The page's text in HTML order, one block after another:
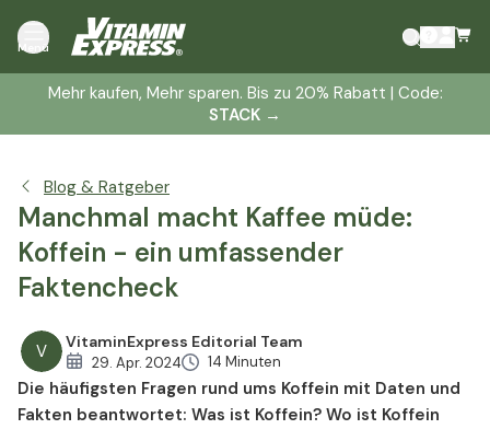
Menü
Mehr kaufen, Mehr sparen. Bis zu 20% Rabatt | Code:
STACK →
Blog & Ratgeber
Manchmal macht Kaffee müde:
Koffein - ein umfassender
Faktencheck
V VitaminExpress Editorial Team
29. Apr. 2024 14 Minuten
Die häufigsten Fragen rund ums Koffein mit Daten und
Fakten beantwortet: Was ist Koffein? Wo ist Koffein
Was ist Koffein?
Wie wird Koffein vorwiegend konsumiert?
Wie wirkt Koffein im Körper?
Kann Koffein müde machen - und wenn ja, ab welcher
Menge?
Wie viel Kaffee trinkt man in Deutschland, Österreich
und der Schweiz pro Einwohner?
In welchen Gegenden der Welt wird am meisten Kaffee
getrunken?
Wie viel Koffein ist in einer Tasse Kaffee enthalten?
Wie viel Koffein ist in einer Tasse Schwarzer oder Grüner
Tee enthalten?